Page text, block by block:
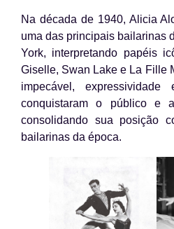
Na década de 1940, Alicia
uma das principais bailarinas
York, interpretando papéis
Giselle, Swan Lake e La Fille
impecável,
conquistaram o público e
consolidando sua posição
bailarinas da época.